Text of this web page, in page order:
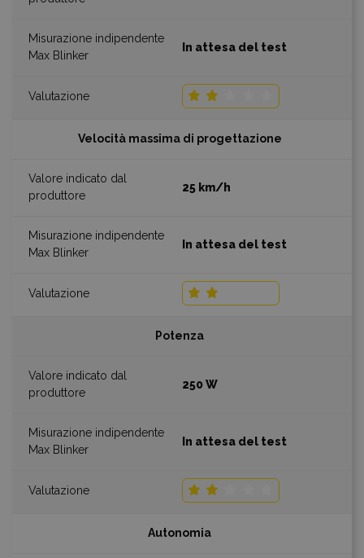
In attesa del test
Velocità massima di progettazione
25 km/h
In attesa del test
Potenza
250 W
In attesa del test
Autonomia